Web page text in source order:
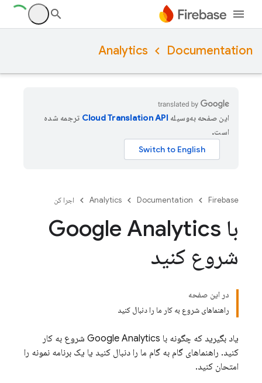
Documentation
Analytics
این صفحه به‌وسیله
ترجمه شده
است.
Firebase
Documentation
Analytics اجرا کن
با Google Analytics
شروع کنید
در این صفحه
راهنماهای شروع به کار ما را دنبال کنید
یاد بگیرید که چگونه با Google Analytics شروع به کار
کنید. راهنماهای گام به گام ما را دنبال کنید یا یک برنامه نمونه را
امتحان کنید.